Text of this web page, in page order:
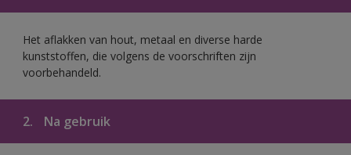
Het aflakken van hout, metaal en diverse harde
kunststoffen, die volgens de voorschriften zijn
voorbehandeld.
2. Na gebruik